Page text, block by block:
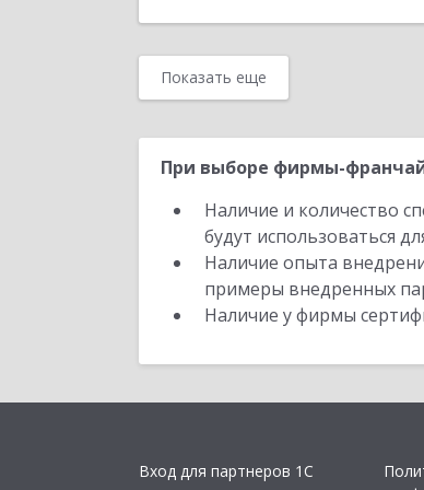
Показать еще
При выборе фирмы-
Наличие и количество
будут использоваться
Наличие опыта
примеры внедренных
Наличие у фирмы
Вход для партнеров 1С